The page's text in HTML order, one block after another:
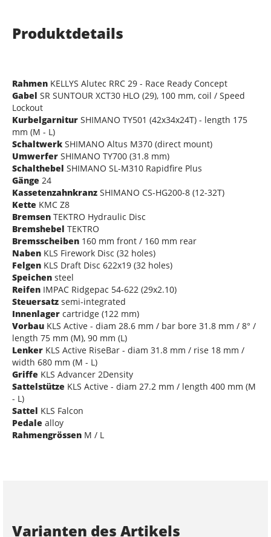
Produktdetails
Rahmen KELLYS Alutec RRC 29 - Race Ready Concept
Gabel SR SUNTOUR XCT30 HLO (29), 100 mm, coil / Speed
Lockout
Kurbelgarnitur SHIMANO TY501 (42x34x24T) - length 175
mm (M - L)
Schaltwerk SHIMANO Altus M370 (direct mount)
Umwerfer SHIMANO TY700 (31.8 mm)
Schalthebel SHIMANO SL-M310 Rapidfire Plus
Gänge 24
Kassetenzahnkranz SHIMANO CS-HG200-8 (12-32T)
Kette KMC Z8
Bremsen TEKTRO Hydraulic Disc
Bremshebel TEKTRO
Bremsscheiben 160 mm front / 160 mm rear
Naben KLS Firework Disc (32 holes)
Felgen KLS Draft Disc 622x19 (32 holes)
Speichen steel
Reifen IMPAC Ridgepac 54-622 (29x2.10)
Steuersatz semi-integrated
Innenlager cartridge (122 mm)
Vorbau KLS Active - diam 28.6 mm / bar bore 31.8 mm / 8° /
length 75 mm (M), 90 mm (L)
Lenker KLS Active RiseBar - diam 31.8 mm / rise 18 mm /
width 680 mm (M - L)
Griffe KLS Advancer 2Density
Sattelstütze KLS Active - diam 27.2 mm / length 400 mm (M
- L)
Sattel KLS Falcon
Pedale alloy
Rahmengrössen M / L
Varianten des Artikels